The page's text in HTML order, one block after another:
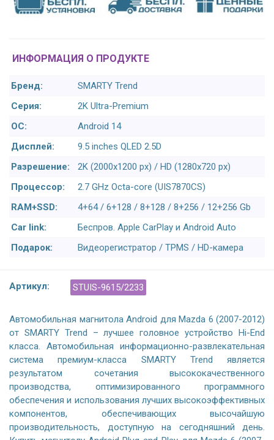
ИНФОРМАЦИЯ О ПРОДУКТЕ
Бренд:
SMARTY Trend
Серия:
2K Ultra-Premium
ОС:
Android 14
Дисплей:
9.5 inches QLED 2.5D
Разрешение:
2K (2000x1200 px) / HD (1280x720 px)
Процессор:
2.7 GHz Octa-core (UIS7870CS)
RAM+SSD:
4+64 / 6+128 / 8+128 / 8+256 / 12+256 Gb
Car link:
Беспров. Apple CarPlay и Android Auto
Подарок:
Видеорегистратор / TPMS / HD-камера
Артикул: STUIS-9615/2233
Автомобильная магнитола Android для Mazda 6 (2007-2012)
от SMARTY Trend – лучшее головное устройство Hi-End
класса. Автомобильная информационно-развлекательная
система премиум-класса SMARTY Trend является
результатом сочетания высококачественного
производства, оптимизированного программного
обеспечения и использования лучших высокоэффективных
компонентов, обеспечивающих высочайшую
производительность, доступную на сегодняшний день.